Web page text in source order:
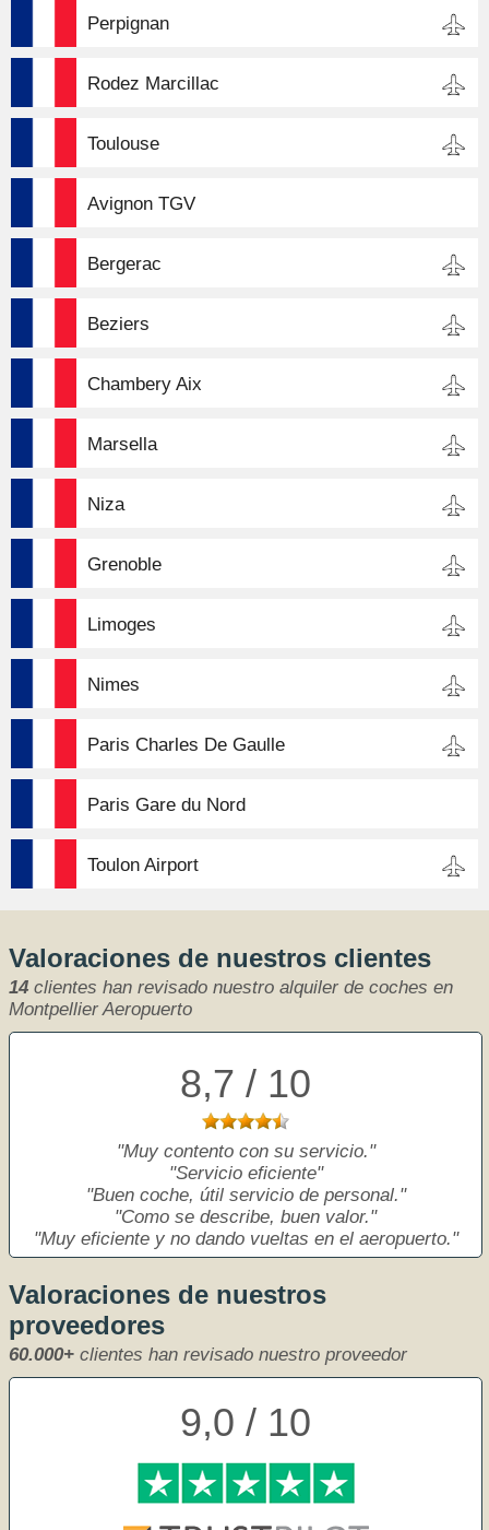
Perpignan
Rodez Marcillac
Toulouse
Avignon TGV
Bergerac
Beziers
Chambery Aix
Marsella
Niza
Grenoble
Limoges
Nimes
Paris Charles De Gaulle
Paris Gare du Nord
Toulon Airport
Valoraciones de nuestros clientes
14 clientes han revisado nuestro alquiler de coches en
Montpellier Aeropuerto
8,7 / 10
Muy contento con su servicio.
Servicio eficiente
Buen coche, útil servicio de personal.
Como se describe, buen valor.
Muy eficiente y no dando vueltas en el aeropuerto.
Valoraciones de nuestros
proveedores
60.000+ clientes han revisado nuestro proveedor
9,0 / 10